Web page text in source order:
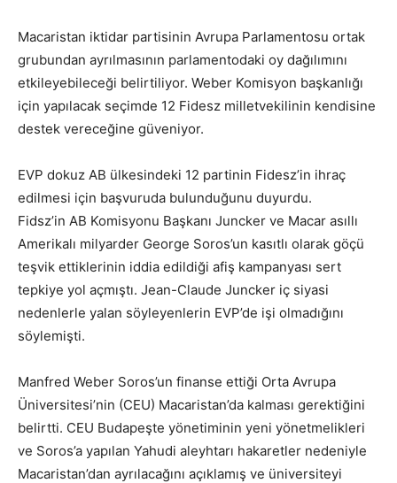
Macaristan iktidar partisinin Avrupa Parlamentosu ortak
grubundan ayrılmasının parlamentodaki oy dağılımını
etkileyebileceği belirtiliyor. Weber Komisyon başkanlığı
için yapılacak seçimde 12 Fidesz milletvekilinin kendisine
destek vereceğine güveniyor.
EVP dokuz AB ülkesindeki 12 partinin Fidesz’in ihraç
edilmesi için başvuruda bulunduğunu duyurdu.
Fidsz’in AB Komisyonu Başkanı Juncker ve Macar asıllı
Amerikalı milyarder George Soros’un kasıtlı olarak göçü
teşvik ettiklerinin iddia edildiği afiş kampanyası sert
tepkiye yol açmıştı. Jean-Claude Juncker iç siyasi
nedenlerle yalan söyleyenlerin EVP’de işi olmadığını
söylemişti.
Manfred Weber Soros’un finanse ettiği Orta Avrupa
Üniversitesi’nin (CEU) Macaristan’da kalması gerektiğini
belirtti. CEU Budapeşte yönetiminin yeni yönetmelikleri
ve Soros’a yapılan Yahudi aleyhtarı hakaretler nedeniyle
Macaristan’dan ayrılacağını açıklamış ve üniversiteyi